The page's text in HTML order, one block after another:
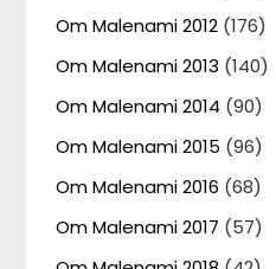
Om Malenami 2012 (176)
Om Malenami 2013 (140)
Om Malenami 2014 (90)
Om Malenami 2015 (96)
Om Malenami 2016 (68)
Om Malenami 2017 (57)